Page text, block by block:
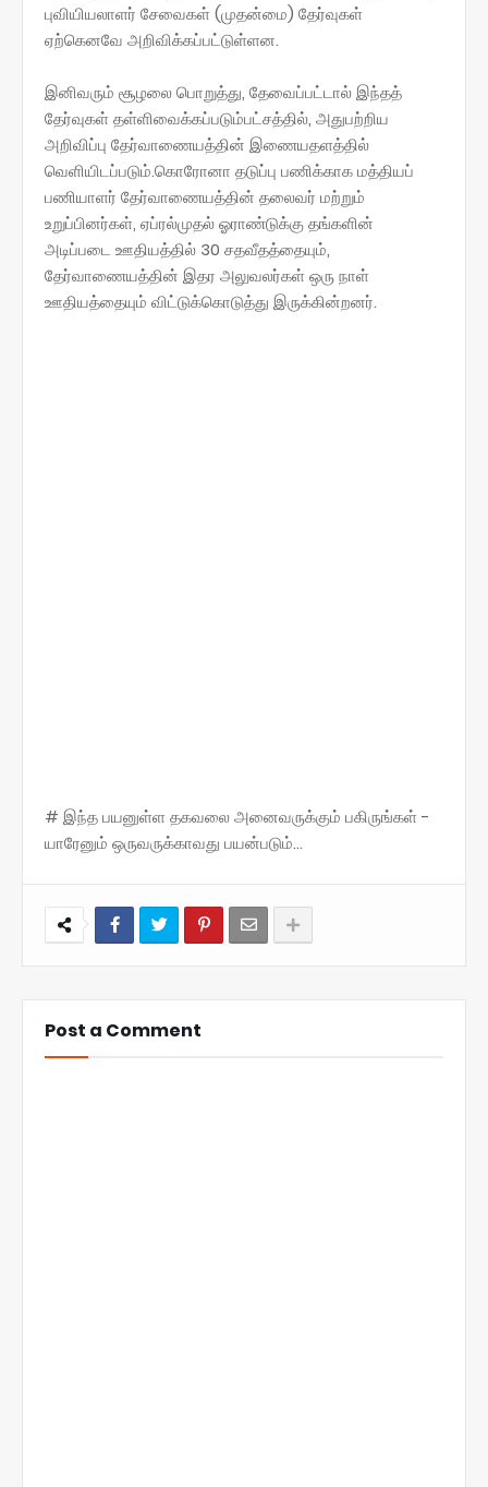
புவியியலாளர் சேவைகள் (முதன்மை) தேர்வுகள்
ஏற்கெனவே அறிவிக்கப்பட்டுள்ளன.
இனிவரும் சூழலை பொறுத்து, தேவைப்பட்டால் இந்தத்
தேர்வுகள் தள்ளிவைக்கப்படும்பட்சத்தில், அதுபற்றிய
அறிவிப்பு தேர்வாணையத்தின் இணையதளத்தில்
வெளியிடப்படும்.கொரோனா தடுப்பு பணிக்காக மத்தியப்
பணியாளர் தேர்வாணையத்தின் தலைவர் மற்றும்
உறுப்பினர்கள், ஏப்ரல்முதல் ஓராண்டுக்கு தங்களின்
அடிப்படை ஊதியத்தில் 30 சதவீதத்தையும்,
தேர்வாணையத்தின் இதர அலுவலர்கள் ஒரு நாள்
ஊதியத்தையும் விட்டுக்கொடுத்து இருக்கின்றனர்.
# இந்த பயனுள்ள தகவலை அனைவருக்கும் பகிருங்கள் -
யாரேனும் ஒருவருக்காவது பயன்படும்...
Post a Comment